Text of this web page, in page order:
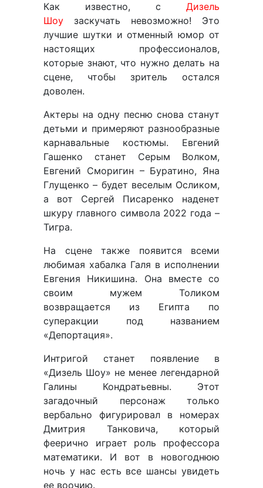
Как известно, с Дизель
Шоу заскучать невозможно! Это
лучшие шутки и отменный юмор от
настоящих профессионалов,
которые знают, что нужно делать на
сцене, чтобы зритель остался
доволен.
Актеры на одну песню снова станут
детьми и примеряют разнообразные
карнавальные костюмы. Евгений
Гашенко станет Серым Волком,
Евгений Сморигин – Буратино, Яна
Глущенко – будет веселым Осликом,
а вот Сергей Писаренко наденет
шкуру главного символа 2022 года –
Тигра.
На сцене также появится всеми
любимая хабалка Галя в исполнении
Евгения Никишина. Она вместе со
своим мужем Толиком
возвращается из Египта по
суперакции под названием
«Депортация».
Интригой станет появление в
«Дизель Шоу» не менее легендарной
Галины Кондратьевны. Этот
загадочный персонаж только
вербально фигурировал в номерах
Дмитрия Танковича, который
феерично играет роль профессора
математики. И вот в новогоднюю
ночь у нас есть все шансы увидеть
ее воочию.